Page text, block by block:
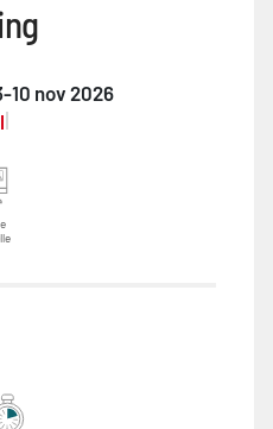
10 nov 2026